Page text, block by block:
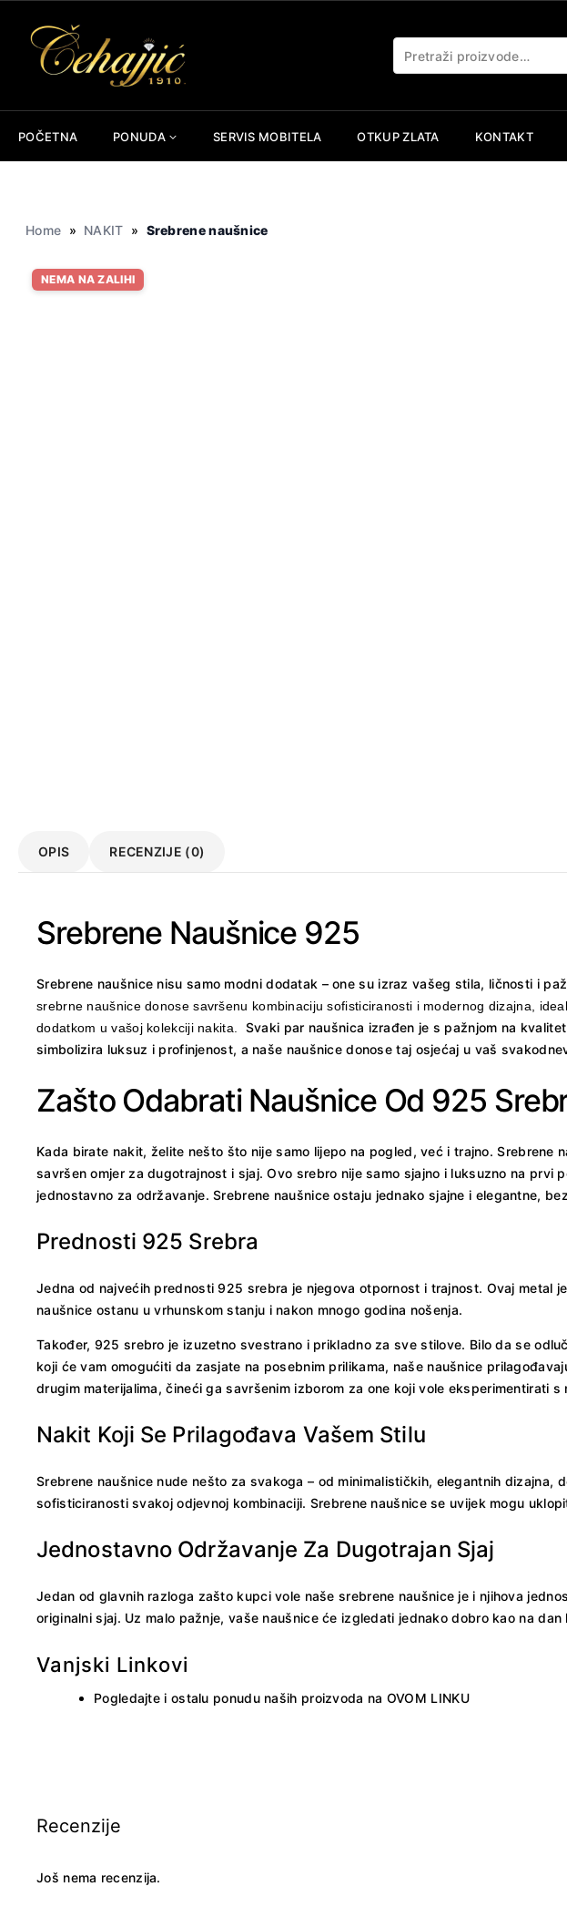
content
POČETNA PONUDA SERVIS MOBITELA OTKUP ZLATA KONTAKT
Home » NAKIT » Srebrene naušnice
NEMA NA ZALIHI
OPIS RECENZIJE (0)
Srebrene Naušnice 925
Srebrene naušnice nisu samo modni dodatak – one su izraz vašeg stila, ličnosti i
srebrne naušnice donose savršenu kombinaciju sofisticiranosti i modernog dizajna,
dodatkom u vašoj kolekciji nakita. Svaki par naušnica izrađen je s pažnjom na
simbolizira luksuz i profinjenost, a naše naušnice donose taj osjećaj u vaš
Zašto Odabrati Naušnice Od 925
Kada birate nakit, želite nešto što nije samo lijepo na pogled, već i trajno.
savršen omjer za dugotrajnost i sjaj. Ovo srebro nije samo sjajno i luksuzno na
jednostavno za održavanje. Srebrene naušnice ostaju jednako sjajne i elegantne,
Prednosti 925 Srebra
Jedna od najvećih prednosti 925 srebra je njegova otpornost i trajnost. Ovaj metal
naušnice ostanu u vrhunskom stanju i nakon mnogo godina nošenja.
Također, 925 srebro je izuzetno svestrano i prikladno za sve stilove. Bilo da se
koji će vam omogućiti da zasjate na posebnim prilikama, naše naušnice
drugim materijalima, čineći ga savršenim izborom za one koji vole eksperimentirati s
Nakit Koji Se Prilagođava Vašem Stilu
Srebrene naušnice nude nešto za svakoga – od minimalističkih, elegantnih
sofisticiranosti svakoj odjevnoj kombinaciji. Srebrene naušnice se uvijek mogu
Jednostavno Održavanje Za Dugotrajan Sjaj
Jedan od glavnih razloga zašto kupci vole naše srebrene naušnice je i njihova
originalni sjaj. Uz malo pažnje, vaše naušnice će izgledati jednako dobro kao na
Vanjski Linkovi
Pogledajte i ostalu ponudu naših proizvoda na OVOM LINKU
Recenzije
Još nema recenzija.